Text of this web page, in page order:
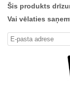
Šis produkts
Vai vēlaties